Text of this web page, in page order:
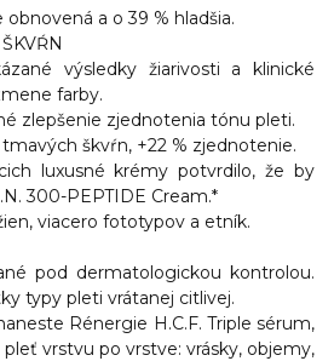
a o 39 % hladšia.
výsledky žiarivosti a klinické
farby.
zlepšenie zjednotenia tónu pleti.
škvŕn, +22 % zjednotenie.
luxusné krémy potvrdilo, že by
300-PEPTIDE Cream.*
viacero fototypov a etník.
pod dermatologickou kontrolou.
typy pleti vrátanej citlivej.
Rénergie H.C.F. Triple sérum,
vrstvu po vrstve: vrásky, objemy,